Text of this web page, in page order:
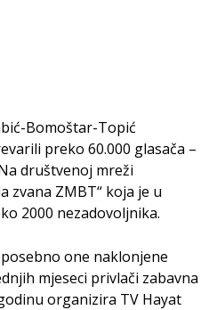
Bomoštar-Topić
preko 60.000 glasača –
društvenoj mreži
zvana ZMBT“ koja je u
2000 nezadovoljnika.
one naklonjene
mjeseci privlači zabavna
organizira TV Hayat